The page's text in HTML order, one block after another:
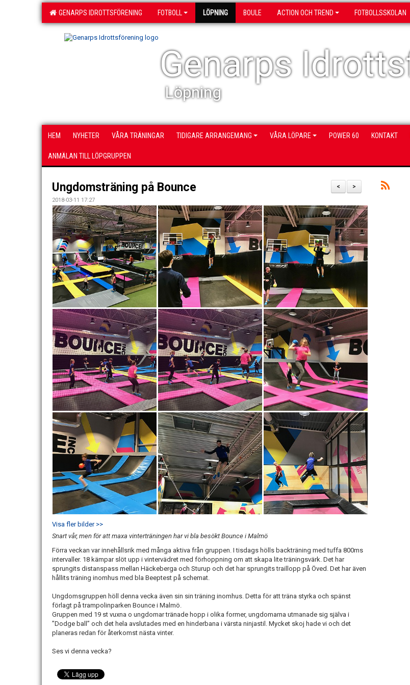
GENARPS IDROTTSFÖRENING FOTBOLL LÖPNING BOULE ACTION OCH TREND FOTBOLLSSKOLAN
Genarps
Löpning
HEM NYHETER VÅRA TRÄNINGAR TIDIGARE ARRANGEMANG VÅRA LÖPARE POWER 60 KONTAKT
ANMÄLAN TILL LÖPGRUPPEN
>
<
Ungdomsträning på Bounce
2018-03-11 17:27
Visa fler bilder >>
Snart vår, men för att maxa vinterträningen har vi bla besökt Bounce i Malmö
Förra veckan var innehållsrik med många aktiva från gruppen. I tisdags hölls backträning med tuffa 800ms
intervaller. 18 kämpar slöt upp i vintervädret med förhoppning om att skapa lite träningsvärk. Det har
sprungits distanspass mellan Häckeberga och Sturup och det har sprungits traillopp på Öved. Det har även
hållits träning inomhus med bla Beeptest på schemat.
Ungdomsgruppen höll denna vecka även sin sin träning inomhus. Detta för att träna styrka och spänst
förlagt på trampolinparken Bounce i Malmö.
Gruppen med 19 st vuxna o ungdomar tränade hopp i olika former, ungdomarna utmanade sig själva i
”Dodge ball” och det hela avslutades med en hinderbana i värsta ninjastil. Mycket skoj hade vi och det
planeras redan för återkomst nästa vinter.
Ses vi denna vecka?